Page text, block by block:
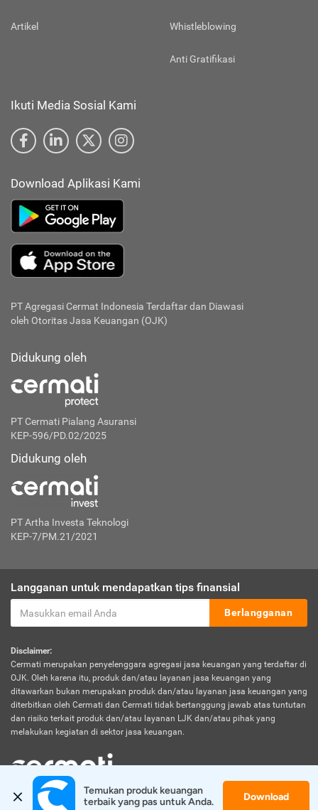
Artikel Whistleblowing
Anti Gratifikasi
Ikuti Media Sosial Kami
Download Aplikasi Kami
PT Agregasi Cermat Indonesia Terdaftar dan Diawasi
oleh Otoritas Jasa Keuangan (OJK)
Didukung oleh
PT Cermati Pialang Asuransi
KEP-596/PD.02/2025
Didukung oleh
PT Artha Investa Teknologi
KEP-7/PM.21/2021
Langganan untuk mendapatkan tips finansial
Berlangganan
Disclaimer:
Cermati merupakan penyelenggara agregasi jasa keuangan yang terdaftar di
OJK. Oleh karena itu, produk dan/atau layanan jasa keuangan yang
ditawarkan bukan merupakan produk dan/atau layanan jasa keuangan yang
diterbitkan oleh Cermati dan Cermati tidak bertanggung jawab atas tuntutan
dan risiko terkait produk dan/atau layanan LJK dan/atau pihak yang
melakukan kegiatan di sektor jasa keuangan.
© 2026 Cermati. All Rights Reserved.
Temukan produk keuangan
terbaik yang pas untuk Anda.
Download